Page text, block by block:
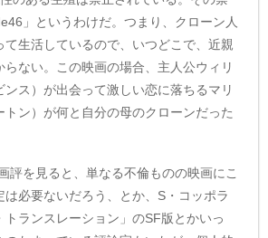
」というわけだ。つまり、クローン人
て生活しているので、いつどこで、近親
ない。この映画の場合、主人公ウィリ
ンス）が出会って激しい恋に落ちるマリ
トン）が何と自分の母のクローンだった
評を見ると、単なる不倫ものの映画にこ
は必要ないだろう、とか、S・コッポラ
トランスレーション」のSF版とかいっ